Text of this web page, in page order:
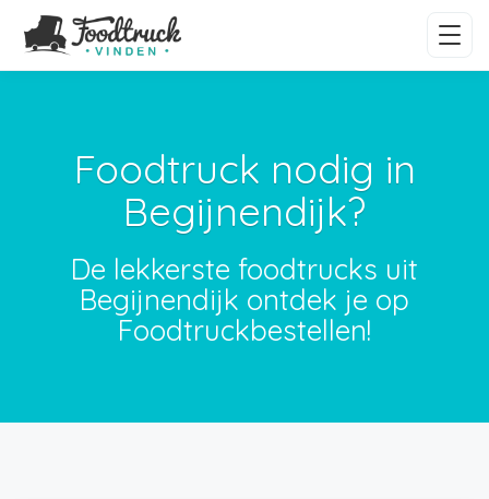
Foodtruck nodig in
Begijnendijk?
De lekkerste foodtrucks uit
Begijnendijk ontdek je op
Foodtruckbestellen!